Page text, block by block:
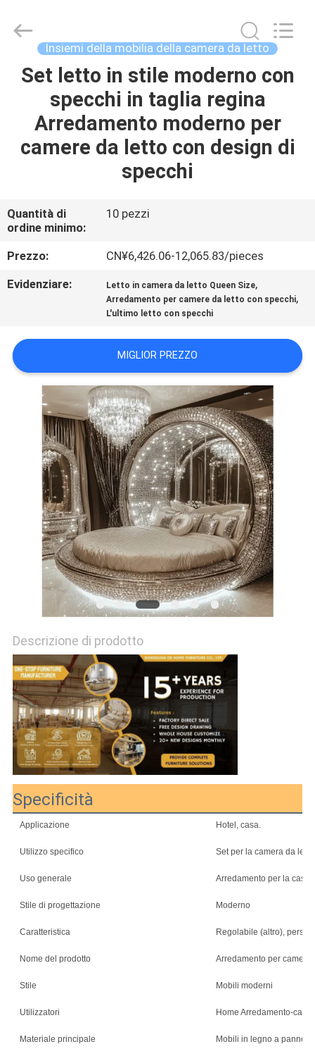
CASA
PRODOTTI
MOSTRA
VR
CHI
FATORY
TOUR
CONTATTACI
NOTIZIE
TUTTI
CASI
RICHIEDERE
PREVENTIVO
MAPPA
DEL
SITO
NORME
SULLA
PRIVACY
Furniture
Reserved.
Insiemi della mobilia della camera da letto
Set letto in stile moderno con
specchi in taglia regina
Arredamento moderno per
camere da letto con design di
specchi
Quantità di
ordine minimo:
10 pezzi
Prezzo:
CN¥6,426.06-12,065.83/pieces
Evidenziare:
Letto in camera da letto Queen Size,
Arredamento per camere da letto con specchi,
L'ultimo letto con specchi
MIGLIOR PREZZO
Descrizione di prodotto
Specificità
Applicazione Hotel, casa.
Utilizzo specifico Set per la camera da letto
Uso generale Arredamento per la casa
Stile di progettazione Moderno
Caratteristica Regolabile (altro),
Nome del prodotto Arredamento per camere
Stile Mobili moderni
Utilizzatori Home Arredamento-
Materiale principale Mobili in legno a pannello